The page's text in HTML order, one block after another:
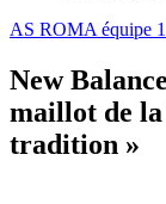
AS ROMA équipe 1
New
maillot de la
tradition »